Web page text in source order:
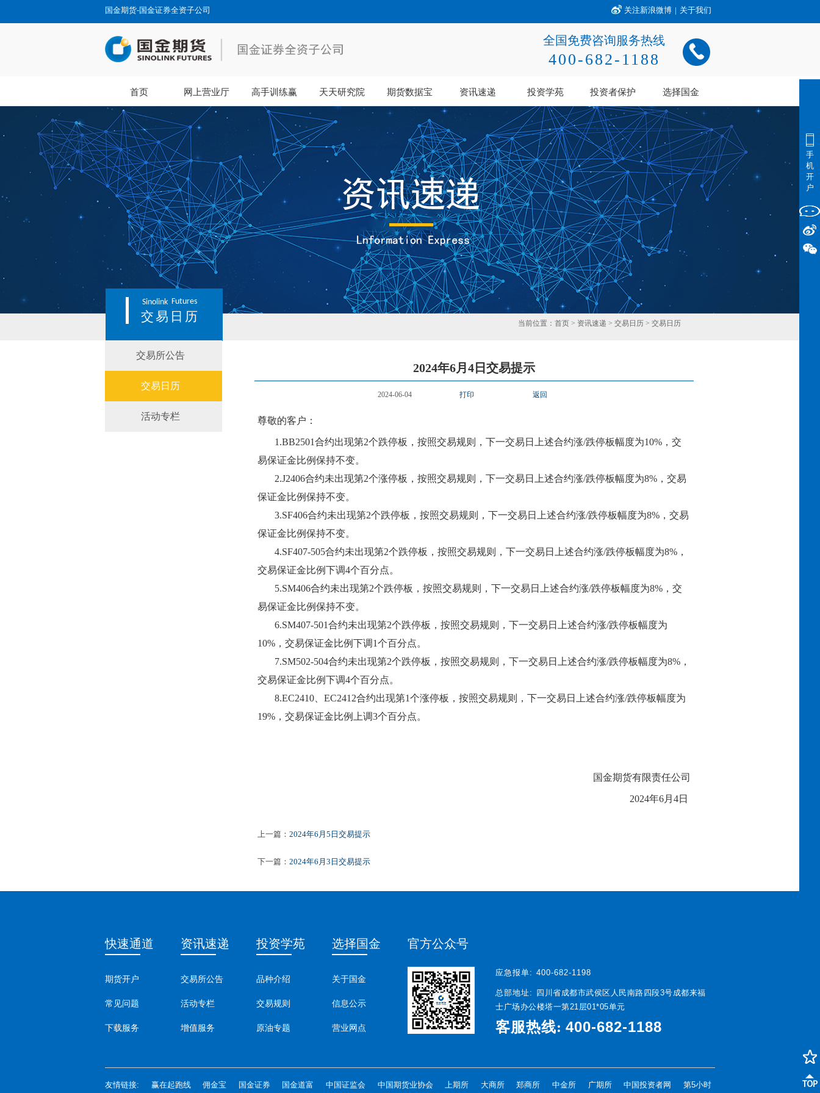
国金期货-国金证券全资子公司 关注新浪微博 | 关于我们
全国免费咨询服务热线
400-682-1188
首页 网上营业厅 高手训练赢 天天研究院 期货数据宝 资讯速递 投资学苑 投资者保护 选择国金
Sinolink Futures
交易日历 当前位置： 首页 > 资讯速递 > 交易日历 > 交易日历
交易所公告
交易日历
活动专栏
2024年6月4日交易提示
2024-06-04 打印 返回
尊敬的客户：
1.BB2501合约出现第2个跌停板，按照交易规则，下一交易日上述合约涨/跌停板幅度为10%，交
易保证金比例保持不变。
2.J2406合约未出现第2个涨停板，按照交易规则，下一交易日上述合约涨/跌停板幅度为8%，交易
保证金比例保持不变。
3.SF406合约未出现第2个跌停板，按照交易规则，下一交易日上述合约涨/跌停板幅度为8%，交易
保证金比例保持不变。
4.SF407-505合约未出现第2个跌停板，按照交易规则，下一交易日上述合约涨/跌停板幅度为8%，
交易保证金比例下调4个百分点。
5.SM406合约未出现第2个跌停板，按照交易规则，下一交易日上述合约涨/跌停板幅度为8%，交
易保证金比例保持不变。
6.SM407-501合约未出现第2个跌停板，按照交易规则，下一交易日上述合约涨/跌停板幅度为
10%，交易保证金比例下调1个百分点。
7.SM502-504合约未出现第2个跌停板，按照交易规则，下一交易日上述合约涨/跌停板幅度为8%，
交易保证金比例下调4个百分点。
8.EC2410、EC2412合约出现第1个涨停板，按照交易规则，下一交易日上述合约涨/跌停板幅度为
19%，交易保证金比例上调3个百分点。
国金期货有限责任公司
2024年6月 4日
上一篇： 2024年6月5日交易提示
下一篇： 2024年6月3日交易提示
快速通道
期货开户
常见问题
下载服务
资讯速递
交易所公告
活动专栏
增值服务
投资学苑
品种介绍
交易规则
原油专题
选择国金
关于国金
信息公示
营业网点
官方公众号
应急报单: 400-682-1198
总部地址: 四川省成都市武侯区人民南路四段3号成都来福
士广场办公楼塔一第21层01*05单元
客服热线: 400-682-1188
友情链接: 赢在起跑线 佣金宝 国金证券 国金道富 中国证监会 中国期货业协会 上期所 大商所 郑商所 中金所 广期所 中国投资者网 第5小时
手
机
开
户